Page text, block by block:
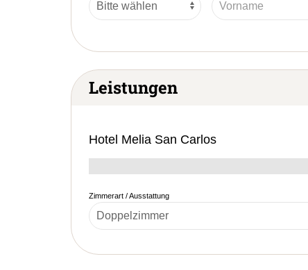
Leistungen
Hotel Melia San Carlos
Zimmerart / Ausstattung